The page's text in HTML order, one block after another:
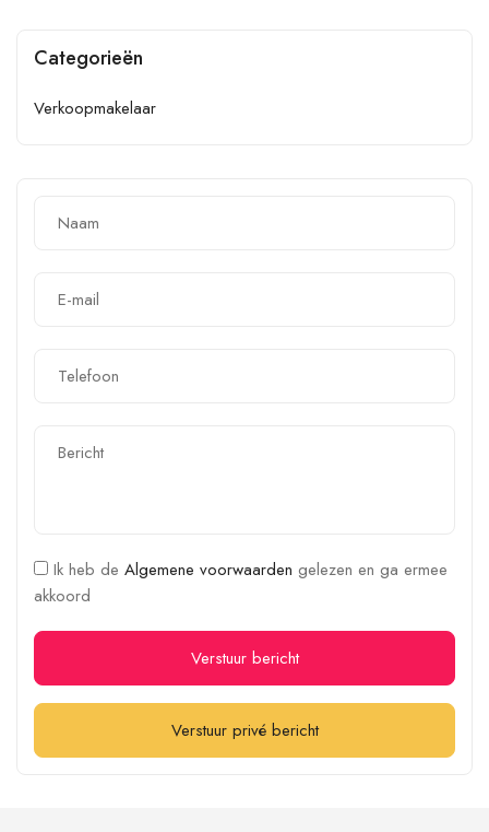
Categorieën
Verkoopmakelaar
Ik heb de Algemene voorwaarden gelezen en ga ermee
akkoord
Verstuur bericht
Verstuur privé bericht